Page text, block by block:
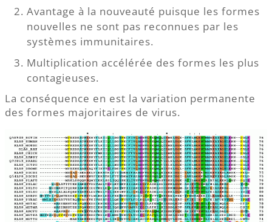
Avantage à la nouveauté puisque les formes
nouvelles ne sont pas reconnues par les
systèmes immunitaires.
Multiplication accélérée des formes les plus
contagieuses.
La conséquence en est la variation permanente
des formes majoritaires de virus.